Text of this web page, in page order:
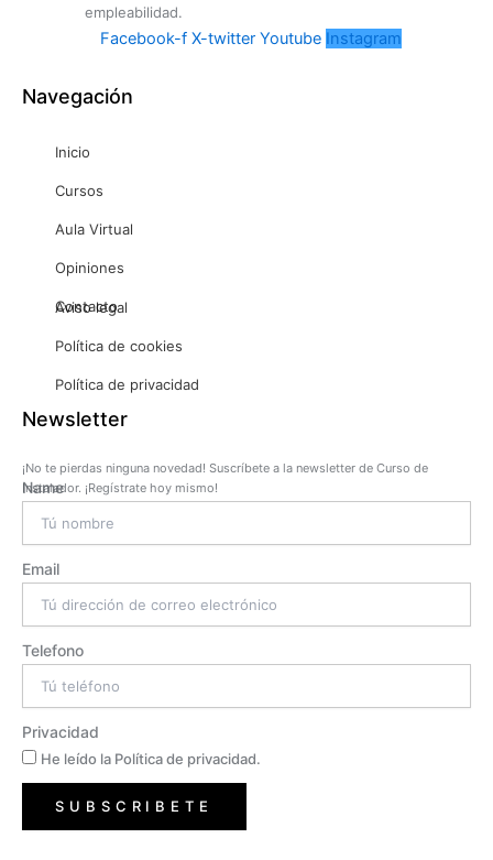
empleabilidad.
Facebook-f X-twitter Youtube Instagram
Navegación
Inicio
Cursos
Aula Virtual
Opiniones
Contacto
Aviso legal
Política de cookies
Política de privacidad
Newsletter
¡No te pierdas ninguna novedad! Suscríbete a la newsletter de Curso de
Instalador. ¡Regístrate hoy mismo!
Name
Email
Telefono
Privacidad
He leído la Política de privacidad.
SUBSCRIBETE